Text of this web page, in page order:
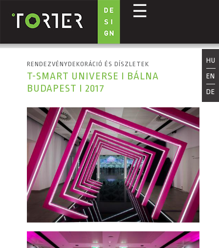
Ugrás a tartalomra
☰
HU
EN
DE
RENDEZVÉNYDEKORÁCIÓ ÉS DÍSZLETEK
T-SMART UNIVERSE I BÁLNA
BUDAPEST I 2017